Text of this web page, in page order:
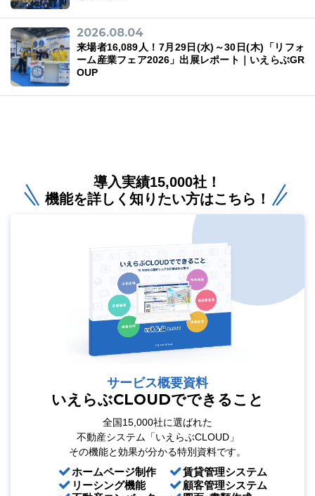
2026.08.04
来場者16,089人！7月29日(水)～30日(木)「リフォ
ーム産業フェア2026」出展レポート｜いえらぶGR
OUP
導入実績15,000社！
機能を詳しく知りたい方はこちら！
サービス概要資料
いえらぶCLOUDでできること
全国15,000社に選ばれた
不動産システム「いえらぶCLOUD」
その機能と効果が分かる特別資料です。
ホームページ制作
リーシング機能
賃貸管理システム
顧客管理システム